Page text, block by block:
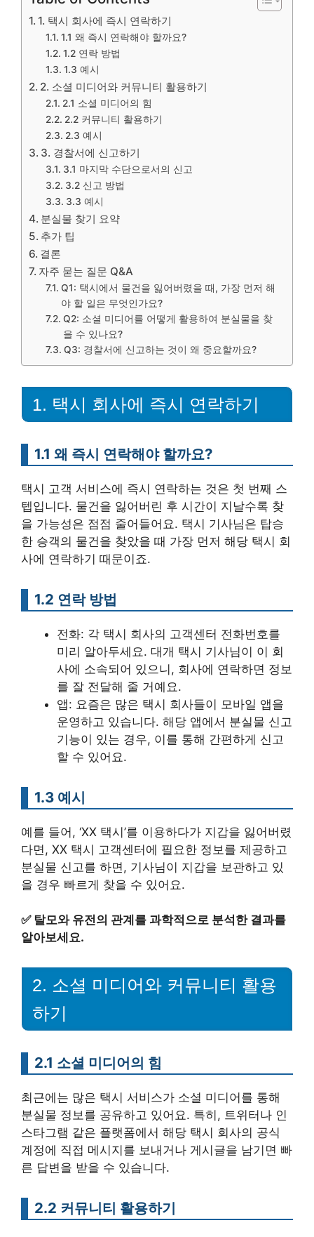
1. 택시 회사에 즉시 연락하기
1.1 왜 즉시 연락해야 할까요?
1.2 연락 방법
1.3 예시
2. 소셜 미디어와 커뮤니티 활용하기
2.1 소셜 미디어의 힘
2.2 커뮤니티 활용하기
2.3 예시
3. 경찰서에 신고하기
3.1 마지막 수단으로서의 신고
3.2 신고 방법
3.3 예시
분실물 찾기 요약
추가 팁
결론
자주 묻는 질문 Q&A
Q1: 택시에서 물건을 잃어버렸을 때, 가장 먼저 해
야 할 일은 무엇인가요?
Q2: 소셜 미디어를 어떻게 활용하여 분실물을 찾
을 수 있나요?
Q3: 경찰서에 신고하는 것이 왜 중요할까요?
1. 택시 회사에 즉시 연락하기
1.1 왜 즉시 연락해야 할까요?
택시 고객 서비스에 즉시 연락하는 것은 첫 번째 스
텝입니다. 물건을 잃어버린 후 시간이 지날수록 찾
을 가능성은 점점 줄어들어요. 택시 기사님은 탑승
한 승객의 물건을 찾았을 때 가장 먼저 해당 택시 회
사에 연락하기 때문이죠.
1.2 연락 방법
전화: 각 택시 회사의 고객센터 전화번호를
미리 알아두세요. 대개 택시 기사님이 이 회
사에 소속되어 있으니, 회사에 연락하면 정보
를 잘 전달해 줄 거예요.
앱: 요즘은 많은 택시 회사들이 모바일 앱을
운영하고 있습니다. 해당 앱에서 분실물 신고
기능이 있는 경우, 이를 통해 간편하게 신고
할 수 있어요.
1.3 예시
예를 들어, ‘XX 택시’를 이용하다가 지갑을 잃어버렸
다면, XX 택시 고객센터에 필요한 정보를 제공하고
분실물 신고를 하면, 기사님이 지갑을 보관하고 있
을 경우 빠르게 찾을 수 있어요.
✅ 탈모와 유전의 관계를 과학적으로 분석한 결과를
알아보세요.
2. 소셜 미디어와 커뮤니티 활용
하기
2.1 소셜 미디어의 힘
최근에는 많은 택시 서비스가 소셜 미디어를 통해
분실물 정보를 공유하고 있어요. 특히, 트위터나 인
스타그램 같은 플랫폼에서 해당 택시 회사의 공식
계정에 직접 메시지를 보내거나 게시글을 남기면 빠
른 답변을 받을 수 있습니다.
2.2 커뮤니티 활용하기